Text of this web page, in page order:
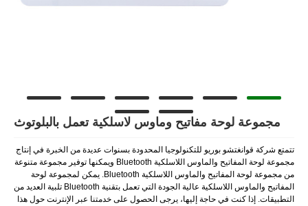
مجموعة لوحة مفاتيح وماوس لاسلكية تعمل بالبلوتوث
تتمتع شركة قوانغتشو بوريو للتكنولوجيا المحدودة بسنوات عديدة من الخبرة في إنتاج
مجموعة لوحة المفاتيح والماوس اللاسلكية Bluetooth ويمكنها توفير مجموعة متنوعة
من مجموعة لوحة المفاتيح والماوس اللاسلكية Bluetooth. يمكن لمجموعة لوحة
المفاتيح والماوس اللاسلكية عالية الجودة التي تعمل بتقنية Bluetooth تلبية العديد من
التطبيقات. إذا كنت في حاجة إليها، يرجى الحصول على خدمتنا عبر الإنترنت حول هذا